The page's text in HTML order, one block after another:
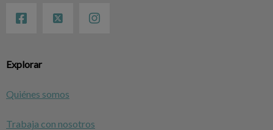
Explorar
Quiénes somos
Trabaja con nosotros